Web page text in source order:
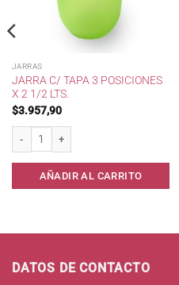
JARRAS
JARRA C/ TAPA 3 POSICIONES
X 2 1/2 LTS.
$3.957,90
Jarra c/ tapa 3 posiciones x 2 1/2 lts.
AÑADIR AL CARRITO
. cantidad
DATOS DE CONTACTO